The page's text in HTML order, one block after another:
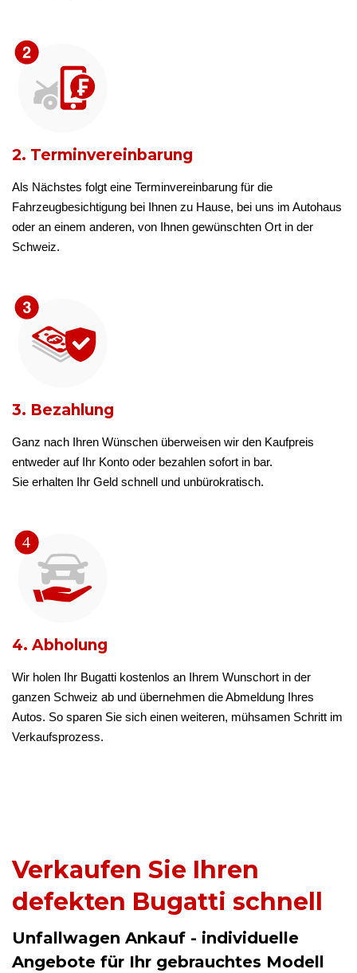
2. Terminvereinbarung
Als Nächstes folgt eine Terminvereinbarung für die
Fahrzeugbesichtigung bei Ihnen zu Hause, bei uns im Autohaus
oder an einem anderen, von Ihnen gewünschten Ort in der
Schweiz.
3. Bezahlung
Ganz nach Ihren Wünschen überweisen wir den Kaufpreis
entweder auf Ihr Konto oder bezahlen sofort in bar.
Sie erhalten Ihr Geld schnell und unbürokratisch.
4. Abholung
Wir holen Ihr Bugatti kostenlos an Ihrem Wunschort in der
ganzen Schweiz ab und übernehmen die Abmeldung Ihres
Autos. So sparen Sie sich einen weiteren, mühsamen Schritt im
Verkaufsprozess.
Verkaufen Sie Ihren
defekten Bugatti schnell
Unfallwagen Ankauf - individuelle
Angebote für Ihr gebrauchtes Modell